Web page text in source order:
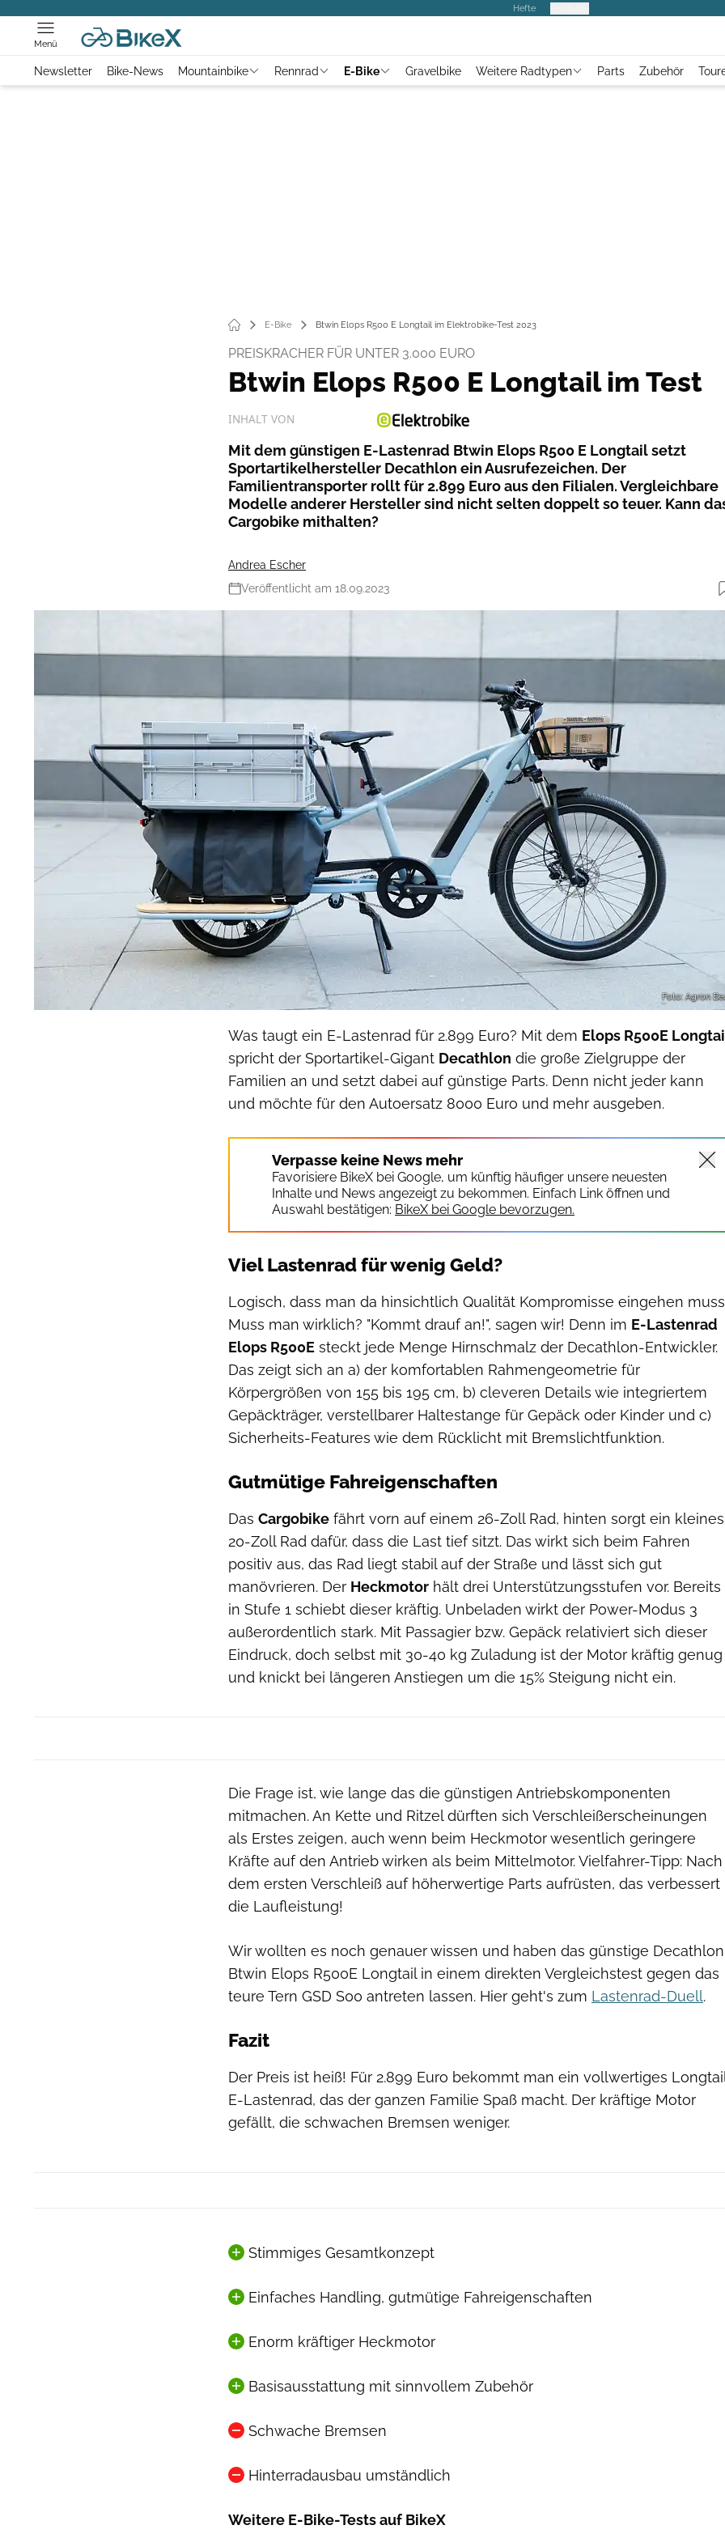
Hefte
Menü
Newsletter Bike-News Mountainbike Rennrad E-Bike Gravelbike Weitere Radtypen Parts Zubehör
E-Bike Btwin Elops R500 E Longtail im Elektrobike-Test 2023
PREISKRACHER FÜR UNTER 3.000 EURO
Btwin Elops R500 E Longtail im Test
INHALT VON
Mit dem günstigen E-Lastenrad Btwin Elops R500 E Longtail setzt
Sportartikelhersteller Decathlon ein Ausrufezeichen. Der
Familientransporter rollt für 2.899 Euro aus den Filialen. Vergleichbare
Modelle anderer Hersteller sind nicht selten doppelt so teuer. Kann
Cargobike mithalten?
Andrea Escher
Veröffentlicht am 18.09.2023
Foto: Agron
Was taugt ein E-Lastenrad für 2.899 Euro? Mit dem Elops R500E
spricht der Sportartikel-Gigant Decathlon die große Zielgruppe der
Familien an und setzt dabei auf günstige Parts. Denn nicht jeder kann
und möchte für den Autoersatz 8000 Euro und mehr ausgeben.
Verpasse keine News mehr
Favorisiere BikeX bei Google, um künftig häufiger unsere neuesten
Inhalte und News angezeigt zu bekommen. Einfach Link öffnen und
Auswahl bestätigen: BikeX bei Google bevorzugen.
Viel Lastenrad für wenig Geld?
Logisch, dass man da hinsichtlich Qualität Kompromisse eingehen
Muss man wirklich? "Kommt drauf an!", sagen wir! Denn im E-Lastenrad
Elops R500E steckt jede Menge Hirnschmalz der Decathlon-Entwickler.
Das zeigt sich an a) der komfortablen Rahmengeometrie für
Körpergrößen von 155 bis 195 cm, b) cleveren Details wie integriertem
Gepäckträger, verstellbarer Haltestange für Gepäck oder Kinder und c)
Sicherheits-Features wie dem Rücklicht mit Bremslichtfunktion.
Gutmütige Fahreigenschaften
Das Cargobike fährt vorn auf einem 26-Zoll Rad, hinten sorgt ein kleines
20-Zoll Rad dafür, dass die Last tief sitzt. Das wirkt sich beim Fahren
positiv aus, das Rad liegt stabil auf der Straße und lässt sich gut
manövrieren. Der Heckmotor hält drei Unterstützungsstufen vor. Bereits
in Stufe 1 schiebt dieser kräftig. Unbeladen wirkt der Power-Modus 3
außerordentlich stark. Mit Passagier bzw. Gepäck relativiert sich dieser
Eindruck, doch selbst mit 30-40 kg Zuladung ist der Motor kräftig genug
und knickt bei längeren Anstiegen um die 15% Steigung nicht ein.
Die Frage ist, wie lange das die günstigen Antriebskomponenten
mitmachen. An Kette und Ritzel dürften sich Verschleißerscheinungen
als Erstes zeigen, auch wenn beim Heckmotor wesentlich geringere
Kräfte auf den Antrieb wirken als beim Mittelmotor. Vielfahrer-Tipp: Nach
dem ersten Verschleiß auf höherwertige Parts aufrüsten, das verbessert
die Laufleistung!
Wir wollten es noch genauer wissen und haben das günstige Decathlon
Btwin Elops R500E Longtail in einem direkten Vergleichstest gegen das
teure Tern GSD S00 antreten lassen. Hier geht's zum Lastenrad-Duell.
Fazit
Der Preis ist heiß! Für 2.899 Euro bekommt man ein vollwertiges
E-Lastenrad, das der ganzen Familie Spaß macht. Der kräftige Motor
gefällt, die schwachen Bremsen weniger.
Stimmiges Gesamtkonzept
Einfaches Handling, gutmütige Fahreigenschaften
Enorm kräftiger Heckmotor
Basisausstattung mit sinnvollem Zubehör
Schwache Bremsen
Hinterradausbau umständlich
Weitere E-Bike-Tests auf BikeX